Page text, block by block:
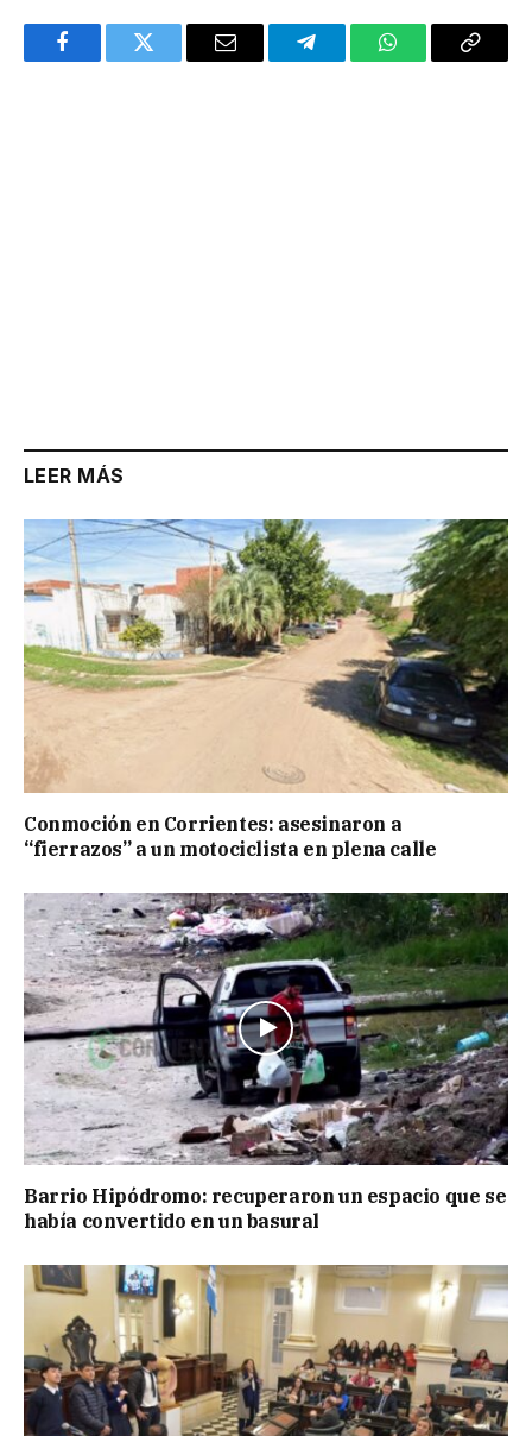
FacebookTwitter Email TelegramWhatsAppCopy
LEER MÁS
Conmoción en Corrientes: asesinaron a
“fierrazos” a un motociclista en plena calle
Barrio Hipódromo: recuperaron un espacio que se
había convertido en un basural